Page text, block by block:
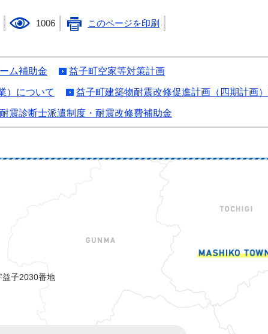
1006 このページを印刷
ム補助金 益子町空家等対策計画
）について 益子町建築物耐震改修促進計画（四期計画
震診断士派遣制度・耐震改修費補助金
子2030番地